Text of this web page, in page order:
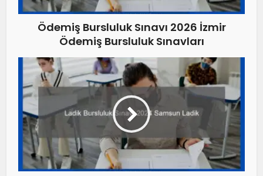
Ödemiş Bursluluk Sınavı 2026 İzmir
Ödemiş Bursluluk Sınavları